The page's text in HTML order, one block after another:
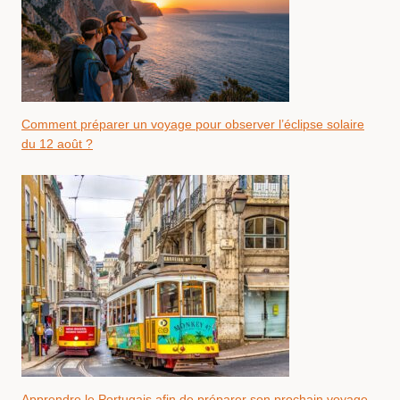
Comment préparer un voyage pour observer l’éclipse solaire
du 12 août ?